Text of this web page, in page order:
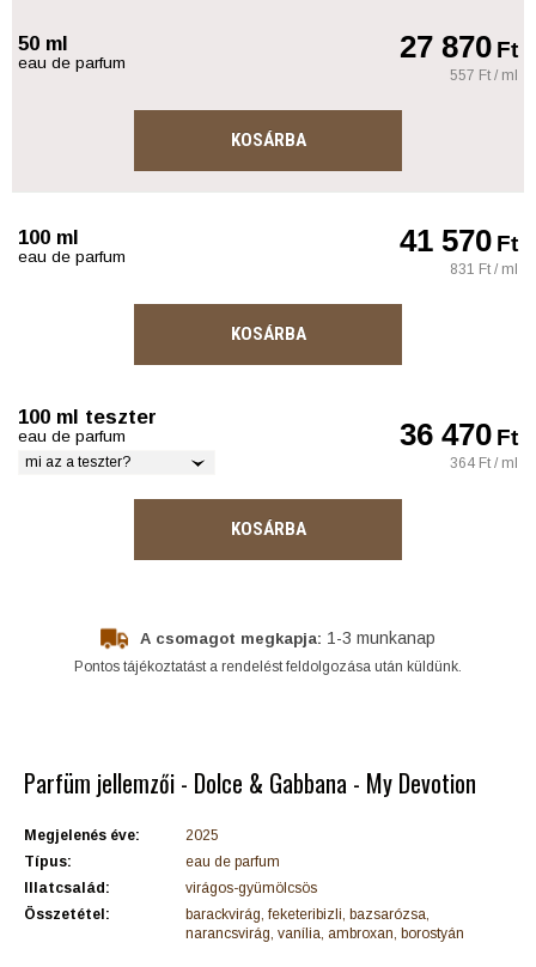
50 ml
eau de parfum 27 870Ft
557 Ft / ml
KOSÁRBA
100 ml
eau de parfum 41 570Ft
831 Ft / ml
KOSÁRBA
100 ml teszter
eau de parfum
mi az a teszter?
36 470Ft
364 Ft / ml
KOSÁRBA
A csomagot megkapja: 1-3 munkanap
Pontos tájékoztatást a rendelést feldolgozása után küldünk.
Parfüm jellemzői - Dolce & Gabbana - My Devotion
Megjelenés éve:
2025
Típus:
eau de parfum
Illatcsalád:
virágos-gyümölcsös
Összetétel:
barackvirág, feketeribizli, bazsarózsa,
narancsvirág, vanília, ambroxan, borostyán